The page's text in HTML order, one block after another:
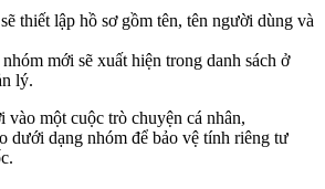
thiết lập hồ sơ gồm tên, tên người dùng và
mới sẽ xuất hiện trong danh sách ở
lý.
vào một cuộc trò chuyện cá nhân,
dưới dạng nhóm để bảo vệ tính riêng tư